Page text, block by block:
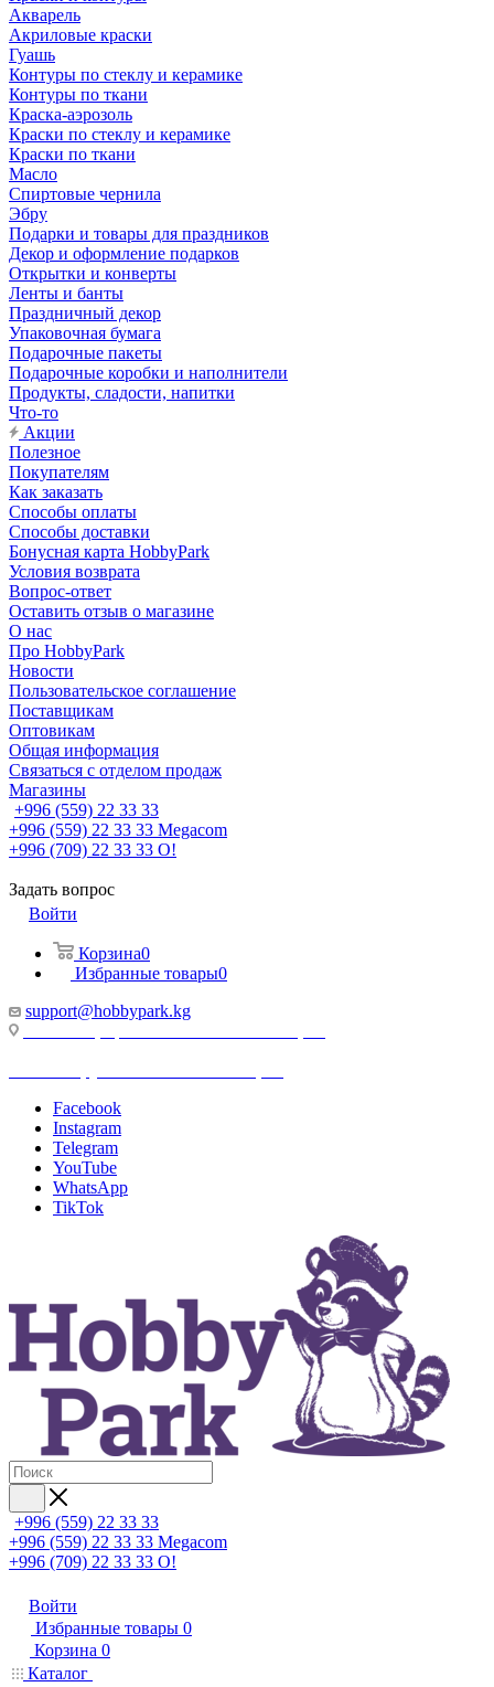
Акварель
Акриловые краски
Гуашь
Контуры по стеклу и керамике
Контуры по ткани
Краска-аэрозоль
Краски по стеклу и керамике
Краски по ткани
Масло
Спиртовые чернила
Эбру
Подарки и товары для праздников
Декор и оформление подарков
Открытки и конверты
Ленты и банты
Праздничный декор
Упаковочная бумага
Подарочные пакеты
Подарочные коробки и наполнители
Продукты, сладости, напитки
Что-то
Акции
Полезное
Покупателям
Как заказать
Способы оплаты
Способы доставки
Бонусная карта HobbyPark
Условия возврата
Вопрос-ответ
Оставить отзыв о магазине
О нас
Про HobbyPark
Новости
Пользовательское соглашение
Поставщикам
Оптовикам
Общая информация
Связаться с отделом продаж
Магазины
+996 (559) 22 33 33
+996 (559) 22 33 33 Megacom
+996 (709) 22 33 33 O!
Задать вопрос
Войти
Корзина0
Избранные товары0
support@hobbypark.kg
Facebook
Instagram
Telegram
YouTube
WhatsApp
TikTok
+996 (559) 22 33 33
+996 (559) 22 33 33 Megacom
+996 (709) 22 33 33 O!
Войти
Избранные товары 0
Корзина 0
Каталог